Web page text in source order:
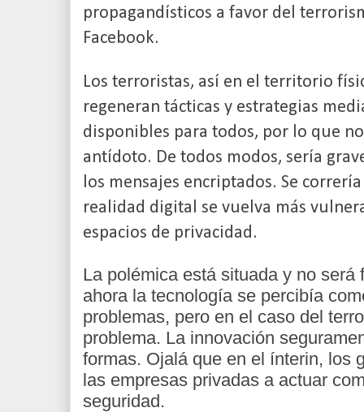
propagandísticos a favor del
Facebook.
Los terroristas, así en el territorio
regeneran tácticas y estrategias
disponibles para todos, por lo que
antídoto. De todos modos, sería
los mensajes encriptados. Se
realidad digital se vuelva más
espacios de privacidad.
La polémica está situada y no será
ahora la tecnología se percibía
problemas, pero en el caso del
problema. La innovación
formas. Ojalá que en el ínterin, los
las empresas privadas a actuar
seguridad.